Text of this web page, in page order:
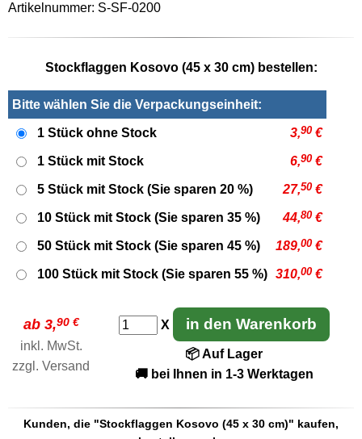
Artikelnummer: S-SF-0200
Stockflaggen Kosovo (45 x 30 cm) bestellen:
Bitte wählen Sie die Verpackungseinheit:
1 Stück ohne Stock 3,90 €
1 Stück mit Stock 6,90 €
5 Stück mit Stock (Sie sparen 20 %) 27,50 €
10 Stück mit Stock (Sie sparen 35 %) 44,80 €
50 Stück mit Stock (Sie sparen 45 %) 189,00 €
100 Stück mit Stock (Sie sparen 55 %) 310,00 €
ab 3,90 €
inkl. MwSt.
zzgl. Versand
X in den Warenkorb
📦 Auf Lager
🚚 bei Ihnen in 1-3 Werktagen
Kunden, die "Stockflaggen Kosovo (45 x 30 cm)" kaufen,